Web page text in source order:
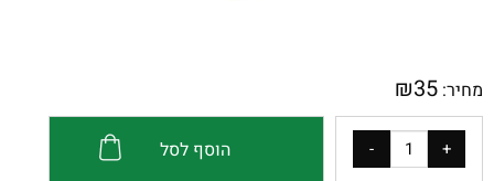
מחיר: ₪35
הוסף לסל